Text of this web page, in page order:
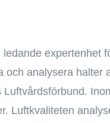
ledande expertenhet
och analysera halter
Luftvårdsförbund.
Luftkvaliteten